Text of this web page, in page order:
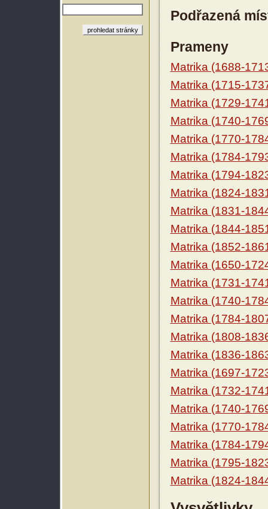
Podřazená
Prameny
Matrika (1688-
Matrika (1715-
Matrika (1729-
Matrika (1740-
Matrika (1770-
Matrika (1784-
Matrika (1794-
Matrika (1824-
Matrika (1831-
Matrika (1844-
Matrika (1852-
Matrika (1650-
Matrika (1731-
Matrika (1740-
Matrika (1784-
Matrika (1808-
Matrika (1836-
Matrika (1697-
Matrika (1732-
Matrika (1740-
Matrika (1770-
Matrika (1784-
Matrika (1795-
Matrika (1824-